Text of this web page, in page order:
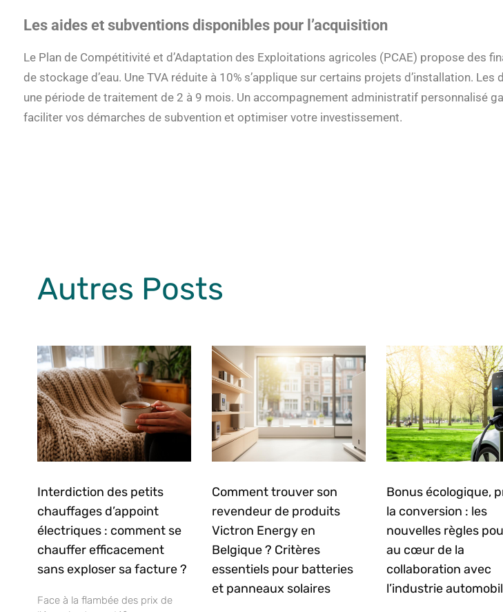
Les aides et subventions disponibles pour l’acquisition
Le Plan de Compétitivité et d’Adaptation des Exploitations agricoles (PCAE) propose des
de stockage d’eau. Une TVA réduite à 10% s’applique sur certains projets d’installation.
une période de traitement de 2 à 9 mois. Un accompagnement administratif personnalisé
faciliter vos démarches de subvention et optimiser votre investissement.
Autres Posts
Interdiction des petits
chauffages d’appoint
électriques : comment se
chauffer efficacement
sans exploser sa facture ?
Face à la flambée des prix de
Comment trouver son
revendeur de produits
Victron Energy en
Belgique ? Critères
essentiels pour batteries
et panneaux solaires
Bonus écologique,
la conversion : les
nouvelles règles
au cœur de la
collaboration avec
l’industrie